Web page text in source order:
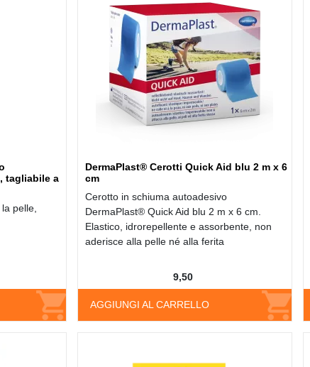
tagliabile a
pelle,
DermaPlast® Cerotti Quick Aid blu 2 m x 6
cm
Cerotto in schiuma autoadesivo
DermaPlast® Quick Aid blu 2 m x 6 cm.
Elastico, idrorepellente e assorbente, non
aderisce alla pelle né alla ferita
AGGIUNGI AL CARRELLO
9,50